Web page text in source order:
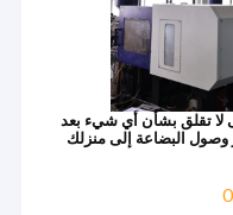
لا تقلق بشأن أي شيء بعد
وصول البضاعة إلى منزلك